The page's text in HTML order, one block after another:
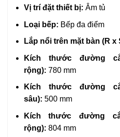
Vị trí đặt thiết bị: Âm tủ
Loại bếp: Bếp đa điểm
Lắp nổi trên mặt bàn (R x
Kích thước đường
rộng): 780 mm
Kích thước đường
sâu): 500 mm
Kích thước đường
rộng): 804 mm